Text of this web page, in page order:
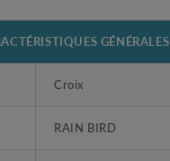
GÉNÉRALES
Croix
RAIN BIRD